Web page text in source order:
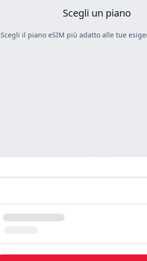
Scegli un piano
Scegli il piano eSIM più adatto alle tue